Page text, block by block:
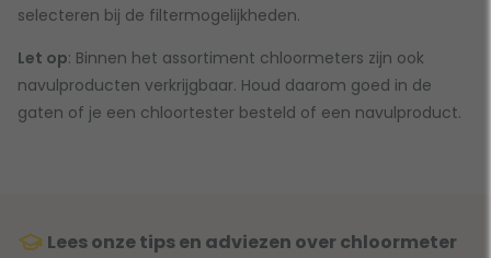
selecteren bij de filtermogelijkheden.
Let op: Binnen het assortiment chloormeters zijn ook
navulproducten verkrijgbaar. Houd daarom goed in de
gaten of je een chloortester besteld of een navulproduct.
Lees onze tips en adviezen over chloormeter